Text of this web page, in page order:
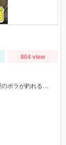
804 view
電気ウキ＆胴付きでセイゴが良く釣れます！不意に大型のボラが釣れることもあるので、ネットがあると安心です。